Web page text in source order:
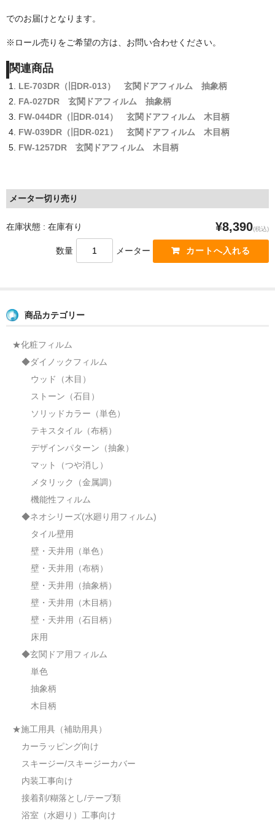
でのお届けとなります。
※ロール売りをご希望の方は、お問い合わせください。
関連商品
LE-703DR（旧DR-013） 玄関ドアフィルム 抽象柄
FA-027DR 玄関ドアフィルム 抽象柄
FW-044DR（旧DR-014） 玄関ドアフィルム 木目柄
FW-039DR（旧DR-021） 玄関ドアフィルム 木目柄
FW-1257DR 玄関ドアフィルム 木目柄
メーター切り売り
在庫状態 : 在庫有り ¥8,390(税込)
数量 メーター
商品カテゴリー
★化粧フィルム
◆ダイノックフィルム
ウッド（木目）
ストーン（石目）
ソリッドカラー（単色）
テキスタイル（布柄）
デザインパターン（抽象）
マット（つや消し）
メタリック（金属調）
機能性フィルム
◆ネオシリーズ(水廻り用フィルム)
タイル壁用
壁・天井用（単色）
壁・天井用（布柄）
壁・天井用（抽象柄）
壁・天井用（木目柄）
壁・天井用（石目柄）
床用
◆玄関ドア用フィルム
単色
抽象柄
木目柄
★施工用具（補助用具）
カーラッピング向け
スキージー/スキージーカバー
内装工事向け
接着剤/糊落とし/テープ類
浴室（水廻り）工事向け